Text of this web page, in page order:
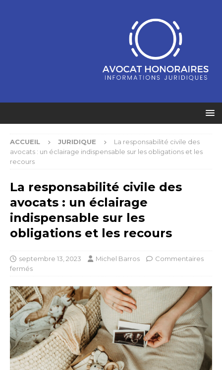
ACCUEIL JURIDIQUE
La responsabilité civile des
avocats : un éclairage indispensable sur les obligations et les
recours
La responsabilité civile des
avocats : un éclairage
indispensable sur les
obligations et les recours
septembre 13, 2023 Michel Barros
Commentaires
fermés